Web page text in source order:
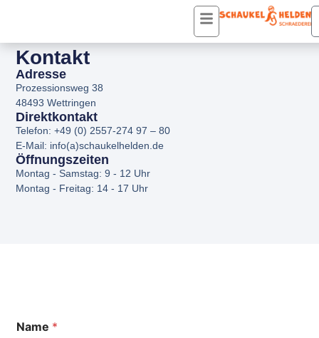
Kontakt
Adresse
Prozessionsweg 38
48493 Wettringen
Direktkontakt
Telefon: +49 (0) 2557-274 97 – 80
E-Mail: info(a)schaukelhelden.de
Öffnungszeiten
Montag - Samstag: 9 - 12 Uhr
Montag - Freitag: 14 - 17 Uhr
Name *